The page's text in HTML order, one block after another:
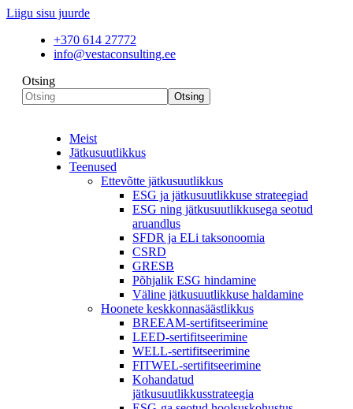
Liigu sisu juurde
+370 614 27772
info@vestaconsulting.ee
Otsing
Otsing
Meist
Jätkusuutlikkus
Teenused
Ettevõtte jätkusuutlikkus
ESG ja jätkusuutlikkuse strateegiad
ESG ning jätkusuutlikkusega seotud
aruandlus
SFDR ja ELi taksonoomia
CSRD
GRESB
Põhjalik ESG hindamine
Väline jätkusuutlikkuse haldamine
Hoonete keskkonnasäästlikkus
BREEAM-sertifitseerimine
LEED-sertifitseerimine
WELL-sertifitseerimine
FITWEL-sertifitseerimine
Kohandatud
jätkusuutlikkusstrateegia